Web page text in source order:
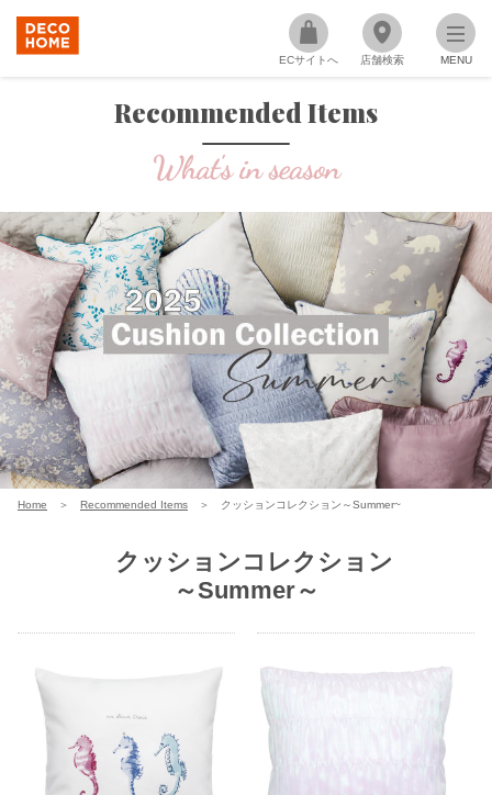
MENU
ECサイトへ 店舗検索
Recommended Items
Home ＞ Recommended Items ＞ クッションコレクション～Summer~
クッションコレクション
～Summer～